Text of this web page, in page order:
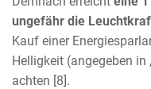
ungefähr die
Kauf einer
Helligkeit (angegeben in
achten [8].